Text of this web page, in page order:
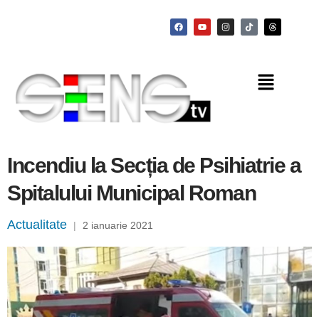
Incendiu la Secția de Psihiatrie a
Spitalului Municipal Roman
Actualitate | 2 ianuarie 2021